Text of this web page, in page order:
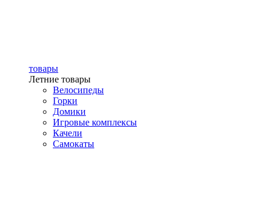
товары
Летние товары
Велосипеды
Горки
Домики
Игровые комплексы
Качели
Самокаты